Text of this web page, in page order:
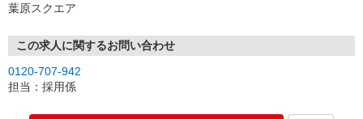
【来場登録（目安1時間30分）】
▼Step2 全国にあるお仕事の中から、あなたにピッタリのお仕事を
ご案内
▼Step3 就業前に職場見学で気になる事はしっかりチェック！
葉原スクエア
この求人に関するお問い合わせ
0120-707-942
担当：採用係